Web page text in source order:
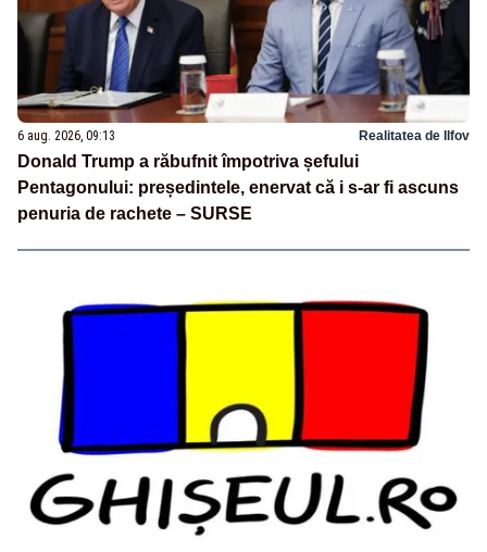
6 aug. 2026, 09:13 Realitatea de Ilfov
Donald Trump a răbufnit împotriva șefului
Pentagonului: președintele, enervat că i s-ar fi ascuns
penuria de rachete – SURSE